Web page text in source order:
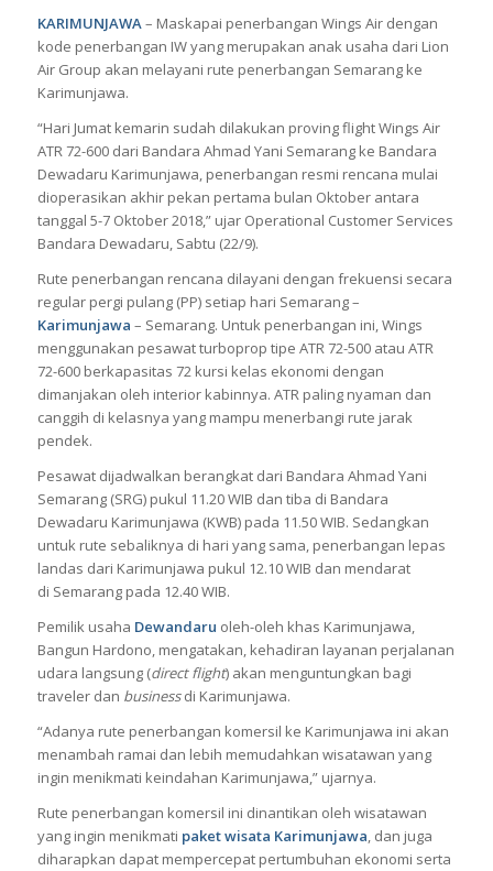
KARIMUNJAWA– Maskapai penerbangan Wings Air dengan
kode penerbangan IW yang merupakan anak usaha dari Lion
Air Group akan melayani rute penerbangan Semarang ke
Karimunjawa.
“Hari Jumat kemarin sudah dilakukan proving flight Wings Air
ATR 72-600 dari Bandara Ahmad Yani Semarang ke Bandara
Dewadaru Karimunjawa, penerbangan resmi rencana mulai
dioperasikan akhir pekan pertama bulan Oktober antara
tanggal 5-7 Oktober 2018,” ujar Operational Customer Services
Bandara Dewadaru, Sabtu (22/9).
Rute penerbangan rencana dilayani dengan frekuensi secara
regular pergi pulang (PP) setiap hari Semarang –
Karimunjawa – Semarang. Untuk penerbangan ini, Wings
menggunakan pesawat turboprop tipe ATR 72-500 atau ATR
72-600 berkapasitas 72 kursi kelas ekonomi dengan
dimanjakan oleh interior kabinnya. ATR paling nyaman dan
canggih di kelasnya yang mampu menerbangi rute jarak
pendek.
Pesawat dijadwalkan berangkat dari Bandara Ahmad Yani
Semarang (SRG) pukul 11.20 WIB dan tiba di Bandara
Dewadaru Karimunjawa (KWB) pada 11.50 WIB. Sedangkan
untuk rute sebaliknya di hari yang sama, penerbangan lepas
landas dari Karimunjawa pukul 12.10 WIB dan mendarat
di Semarang pada 12.40 WIB.
Pemilik usaha Dewandaru oleh-oleh khas Karimunjawa,
Bangun Hardono, mengatakan, kehadiran layanan perjalanan
udara langsung (direct flight) akan menguntungkan bagi
traveler dan businessdi Karimunjawa.
“Adanya rute penerbangan komersil ke Karimunjawa ini akan
menambah ramai dan lebih memudahkan wisatawan yang
ingin menikmati keindahan Karimunjawa,” ujarnya.
Rute penerbangan komersil ini dinantikan oleh wisatawan
yang ingin menikmati paket wisata Karimunjawa, dan juga
diharapkan dapat mempercepat pertumbuhan ekonomi serta